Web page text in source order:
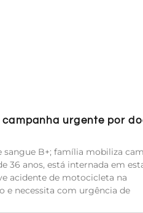
campanha urgente por
B+; família mobiliza
36 anos, está internada em
acidente de motocicleta na
e necessita com urgência de